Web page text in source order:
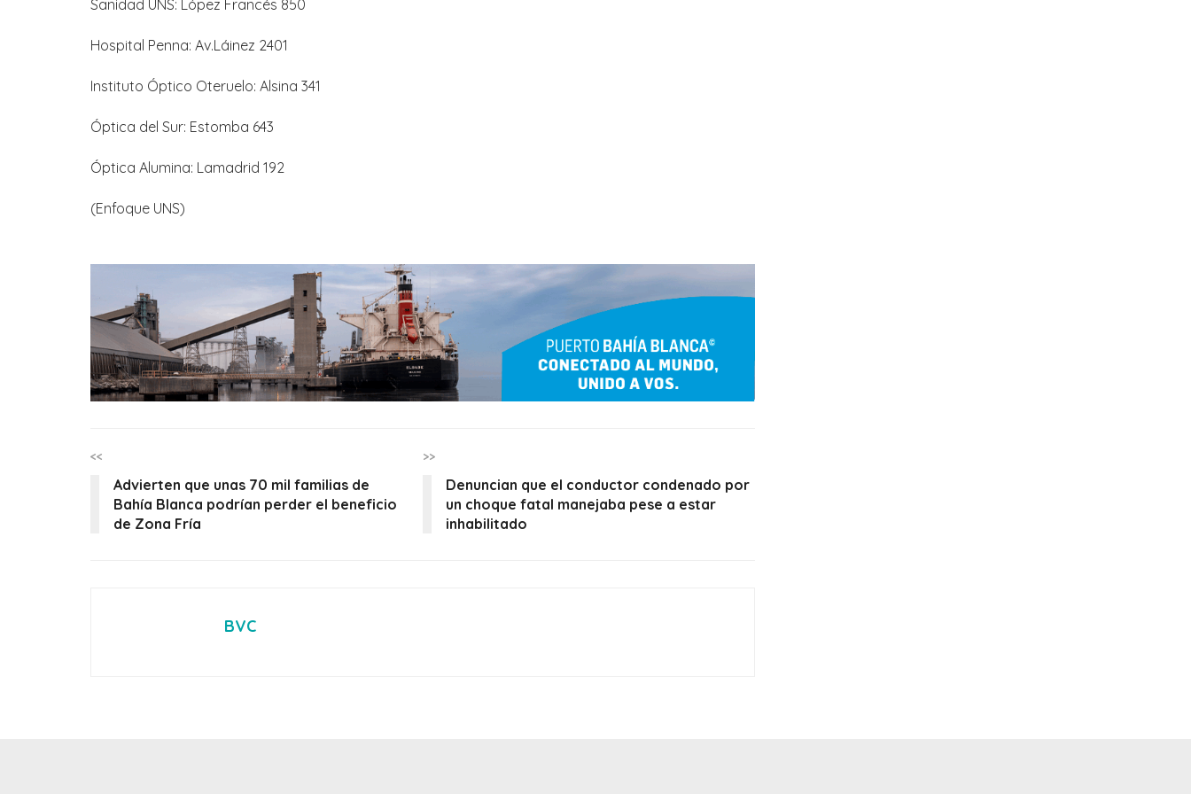
Sanidad UNS: López Francés 850
Hospital Penna: Av.Láinez 2401
Instituto Óptico Oteruelo: Alsina 341
Óptica del Sur: Estomba 643
Óptica Alumina: Lamadrid 192
(Enfoque UNS)
<<
Advierten que unas 70 mil familias de
Bahía Blanca podrían perder el beneficio
de Zona Fría
>>
Denuncian que el conductor condenado por
un choque fatal manejaba pese a estar
inhabilitado
BVC